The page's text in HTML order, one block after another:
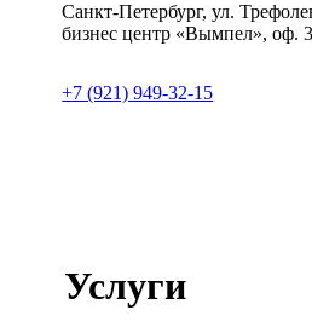
Санкт-Петербург, ул.
бизнес центр «Вымпел», оф.
+7 (921) 949-32-15
Услуги